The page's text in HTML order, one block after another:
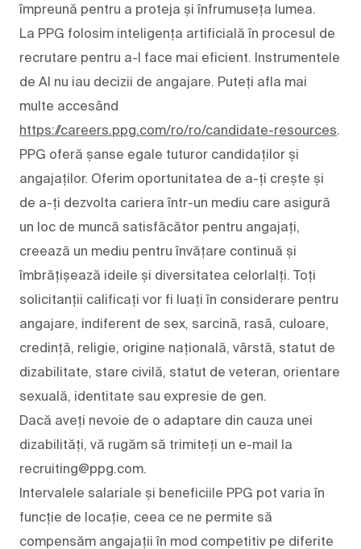
împreună pentru a proteja și înfrumuseța lumea.
La PPG folosim inteligența artificială în procesul de
recrutare pentru a-l face mai eficient. Instrumentele
de AI nu iau decizii de angajare. Puteți afla mai
multe accesând
https://careers.ppg.com/ro/ro/candidate-resources.
PPG oferă șanse egale tuturor candidaților și
angajaților. Oferim oportunitatea de a-ți crește și
de a-ți dezvolta cariera într-un mediu care asigură
un loc de muncă satisfăcător pentru angajați,
creează un mediu pentru învățare continuă și
îmbrățișează ideile și diversitatea celorlalți. Toți
solicitanții calificați vor fi luați în considerare pentru
angajare, indiferent de sex, sarcină, rasă, culoare,
credință, religie, origine națională, vârstă, statut de
dizabilitate, stare civilă, statut de veteran, orientare
sexuală, identitate sau expresie de gen.
Dacă aveți nevoie de o adaptare din cauza unei
dizabilități, vă rugăm să trimiteți un e-mail la
recruiting@ppg.com.
Intervalele salariale și beneficiile PPG pot varia în
funcție de locație, ceea ce ne permite să
compensăm angajații în mod competitiv pe diferite